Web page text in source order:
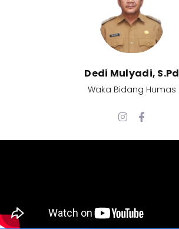
Dedi Mulyadi, S.Pd​
Waka Bidang Humas